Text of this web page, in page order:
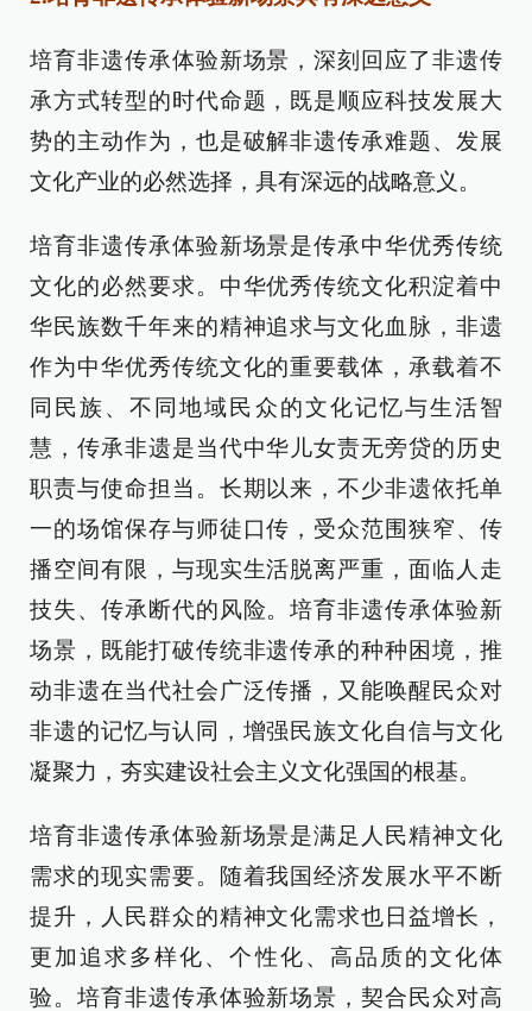
培育非遗传承体验新场景，深刻回应了非遗传
承方式转型的时代命题，既是顺应科技发展大
势的主动作为，也是破解非遗传承难题、发展
文化产业的必然选择，具有深远的战略意义。
培育非遗传承体验新场景是传承中华优秀传统
文化的必然要求。中华优秀传统文化积淀着中
华民族数千年来的精神追求与文化血脉，非遗
作为中华优秀传统文化的重要载体，承载着不
同民族、不同地域民众的文化记忆与生活智
慧，传承非遗是当代中华儿女责无旁贷的历史
职责与使命担当。长期以来，不少非遗依托单
一的场馆保存与师徒口传，受众范围狭窄、传
播空间有限，与现实生活脱离严重，面临人走
技失、传承断代的风险。培育非遗传承体验新
场景，既能打破传统非遗传承的种种困境，推
动非遗在当代社会广泛传播，又能唤醒民众对
非遗的记忆与认同，增强民族文化自信与文化
凝聚力，夯实建设社会主义文化强国的根基。
培育非遗传承体验新场景是满足人民精神文化
需求的现实需要。随着我国经济发展水平不断
提升，人民群众的精神文化需求也日益增长，
更加追求多样化、个性化、高品质的文化体
验。培育非遗传承体验新场景，契合民众对高